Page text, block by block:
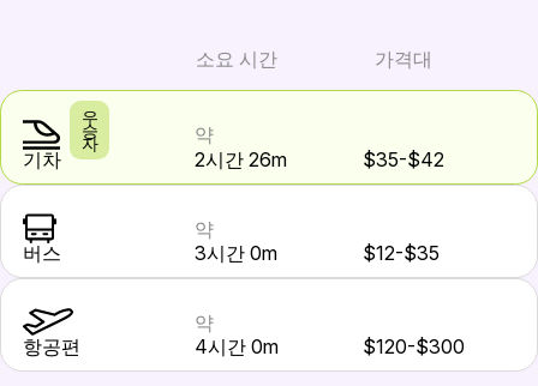
소요 시간 가격대
우
승
자
기차
약
2시간 26m
$35-$42
버스
약
3시간 0m
$12-$35
항공편
약
4시간 0m
$120-$300